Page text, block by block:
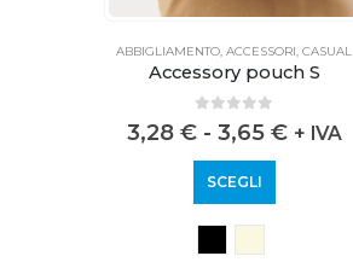
ABBIGLIAMENTO,ACCESSORI,CASUAL
Accessory pouch S
3,28 € - 3,65 € + IVA
SCEGLI